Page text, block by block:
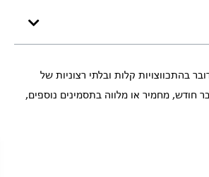
בהתכווצויות קלות ובלתי רצוניות של
חודש, מחמיר או מלווה בתסמינים נוספים,